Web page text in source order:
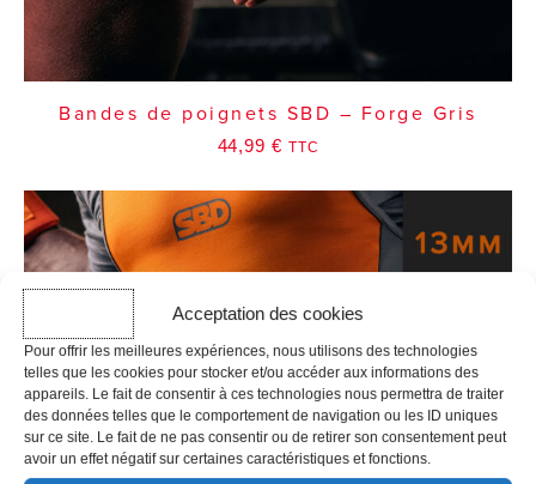
Acceptation des cookies
Pour offrir les meilleures expériences, nous utilisons des technologies
telles que les cookies pour stocker et/ou accéder aux informations des
appareils. Le fait de consentir à ces technologies nous permettra de traiter
des données telles que le comportement de navigation ou les ID uniques
sur ce site. Le fait de ne pas consentir ou de retirer son consentement peut
avoir un effet négatif sur certaines caractéristiques et fonctions.
Bandes de poignets SBD – Forge Gris
44,99 € TTC